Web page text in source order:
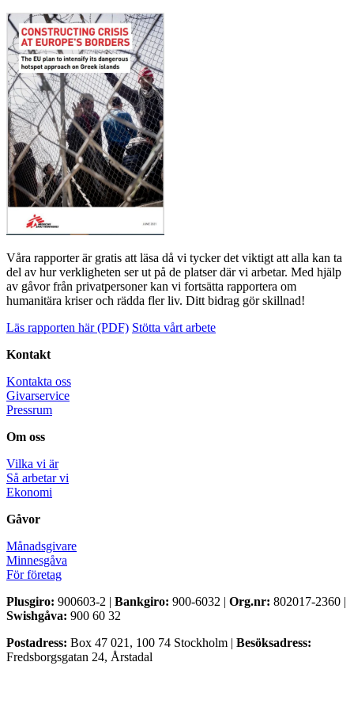
Våra rapporter är gratis att läsa då vi tycker det viktigt att alla kan ta
del av hur verkligheten ser ut på de platser där vi arbetar. Med hjälp
av gåvor från privatpersoner kan vi fortsätta rapportera om
humanitära kriser och rädda fler liv. Ditt bidrag gör skillnad!
Läs rapporten här (PDF) Stötta vårt arbete
Kontakt
Kontakta oss
Givarservice
Pressrum
Om oss
Vilka vi är
Så arbetar vi
Ekonomi
Gåvor
Månadsgivare
Minnesgåva
För företag
Plusgiro: 900603-2 | Bankgiro: 900-6032 | Org.nr: 802017-2360 |
Swishgåva: 900 60 32
Postadress: Box 47 021, 100 74 Stockholm | Besöksadress:
Fredsborgsgatan 24, Årstadal